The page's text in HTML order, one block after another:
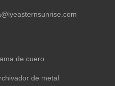
de cuero
de metal